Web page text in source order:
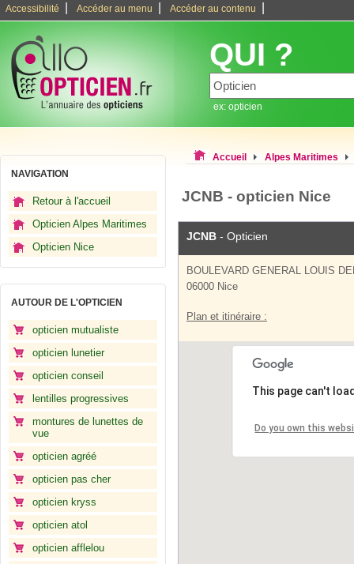
Accessibilité Accéder au menu Accéder au contenu
QUI ?
ex: opticien
NAVIGATION
Retour à l'accueil
Opticien Alpes Maritimes
Opticien Nice
AUTOUR DE L'OPTICIEN
opticien mutualiste
opticien lunetier
opticien conseil
lentilles progressives
montures de lunettes de
vue
opticien agréé
opticien pas cher
opticien kryss
opticien atol
opticien afflelou
Accueil Alpes Maritimes
JCNB - opticien Nice
JCNB - Opticien
BOULEVARD GENERAL LOUIS
06000 Nice
Plan et itinéraire :
This page can't
Do you own this